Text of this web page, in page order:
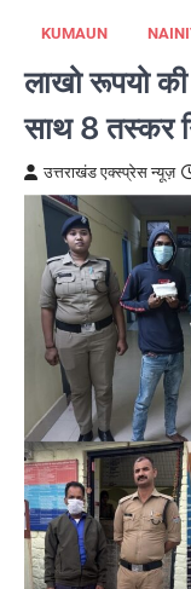
KUMAUN
लाखो रूपयो
साथ 8 तस्कर
उत्तराखंड एक्स्प्रेस न्यूज़